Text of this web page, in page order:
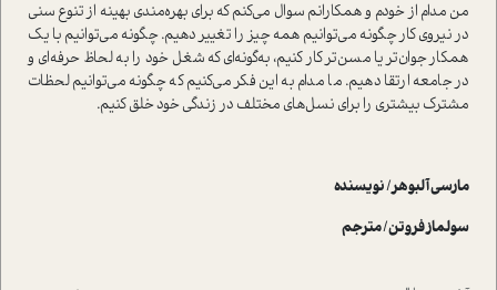
من مدام از خودم و همکارانم سوال می‌کنم که برای بهره‌مندی بهینه از تنوع سنی
در نیروی کار چگونه می‌توانیم همه چیز را تغییر دهیم. چگونه می‌توانیم با یک
همکار جوان‌تر یا مسن‌تر کار کنیم، به‌گونه‌ای که شغل خود را به لحاظ حرفه‌ای و
در جامعه ارتقا دهیم. ما مدام به این فکر می‌کنیم که چگونه می‌توانیم لحظات
مشترک بیشتری را برای نسل‌های مختلف در زندگی خود خلق کنیم.
مارسی آلبوهر/ نویسنده
سولماز فروتن/ مترجم